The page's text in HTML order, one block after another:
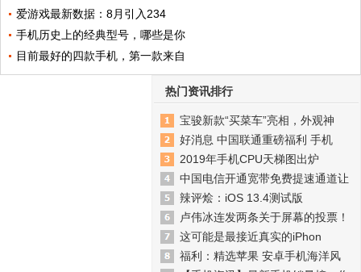
爱游戏最新数据：8月引入234
手机历史上的经典型号，哪些是你
目前最好的四款手机，第一款来自
热门资讯排行
宝骏新款“买菜车”亮相，外观神
好消息 中国联通重磅福利 手机
2019年手机CPU天梯图出炉
中国电信开通宽带免费提速通道让
辣评烩：iOS 13.4测试版
卢伟冰连发两条关于屏幕的投票！
这可能是最接近真实的iPhon
福利：精选苹果 安卓手机海洋风